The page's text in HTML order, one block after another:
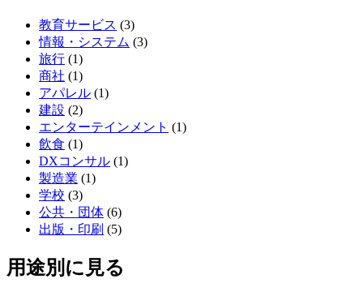
教育サービス (3)
情報・システム (3)
旅行 (1)
商社 (1)
アパレル (1)
建設 (2)
エンターテインメント (1)
飲食 (1)
DXコンサル (1)
製造業 (1)
学校 (3)
公共・団体 (6)
出版・印刷 (5)
用途別に見る